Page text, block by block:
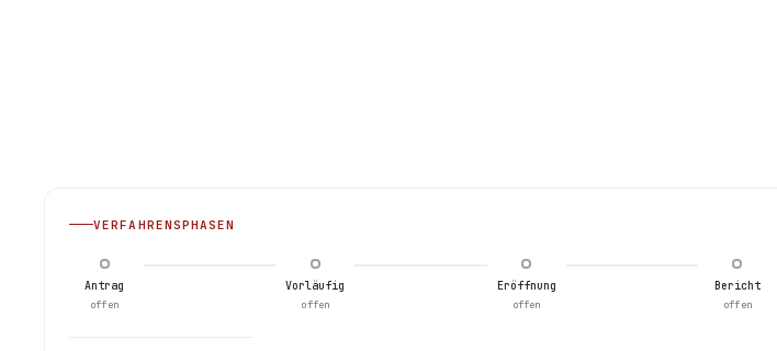
VERFAHRENSPHASEN
Antrag
offen
Vorläufig
offen
Eröffnung
offen
Bericht
offen